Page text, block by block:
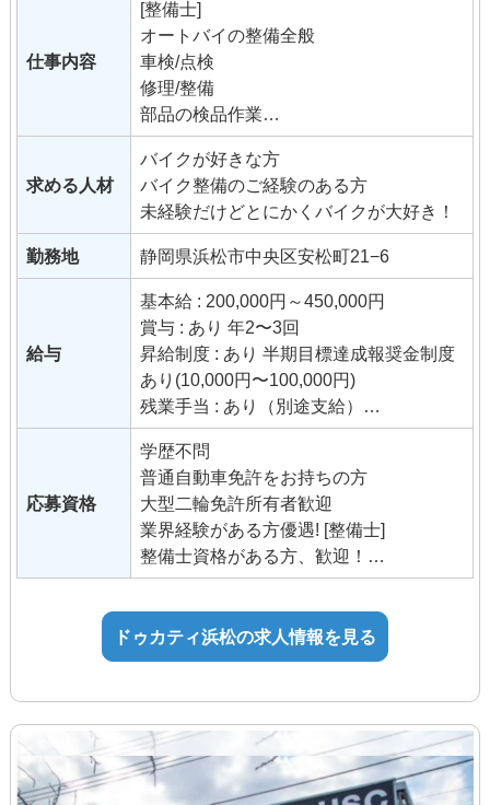
仕事内容
[整備士]
オートバイの整備全般
車検/点検
修理/整備
部品の検品作業
メンテナンス
用品、部品の取り付け
車両納車・引取り
登録業務 [セールス]
店内での接客を中心に車両及びバイク用
品のお見積り、販売
事務手続き
WEBへの掲載 SNSの投稿
登録業務
求める人材
バイクが好きな方
バイク整備のご経験のある方
未経験だけどとにかくバイクが大好き！
勤務地 静岡県浜松市中央区安松町21−6
給与
基本給 : 200,000円～450,000円
賞与 : あり 年2〜3回
昇給制度 : あり 半期目標達成報奨金制度
あり(10,000円〜100,000円)
残業手当 : あり（別途支給）
能力手当 : あり
家族手当 : あり
食事手当:あり(当社規定による)
交通費 : あり(当社規定による)
社員割引制度 : イタリア研修実績あり・
各種研修制度あり
試用期間：半年
※試用期間の条件変更無し
応募資格
学歴不問
普通自動車免許をお持ちの方
大型二輪免許所有者歓迎
業界経験がある方優遇! [整備士]
整備士資格がある方、歓迎！
整備士資格、二輪免許取得したい方、サ
ポートします！
ドゥカティ浜松の求人情報を見る